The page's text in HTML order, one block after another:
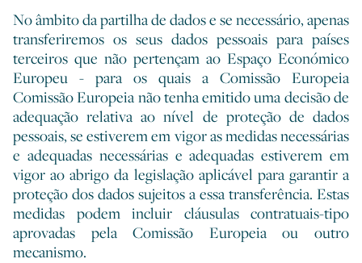
No âmbito da partilha de dados e se necessário, apenas
transferiremos os seus dados pessoais para países
terceiros que não pertençam ao Espaço Económico
Europeu - para os quais a Comissão Europeia
Comissão Europeia não tenha emitido uma decisão de
adequação relativa ao nível de proteção de dados
pessoais, se estiverem em vigor as medidas necessárias
e adequadas necessárias e adequadas estiverem em
vigor ao abrigo da legislação aplicável para garantir a
proteção dos dados sujeitos a essa transferência. Estas
medidas podem incluir cláusulas contratuais-tipo
aprovadas pela Comissão Europeia ou outro
mecanismo.